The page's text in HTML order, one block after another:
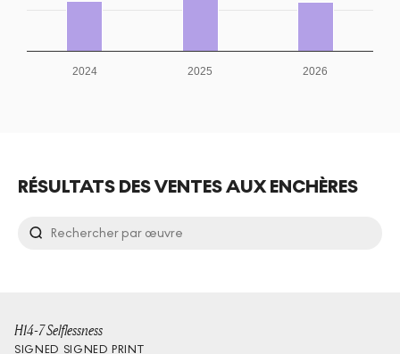
2024 2025 2026
RÉSULTATS DES VENTES AUX ENCHÈRES
H14-7 Selflessness
SIGNED SIGNED PRINT